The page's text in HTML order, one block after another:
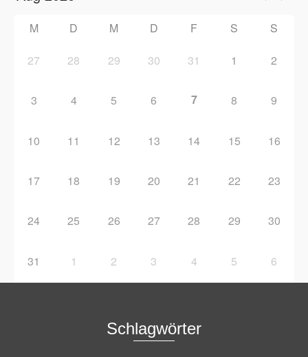
M D M D F S S
27 28 29 30 31 1 2
3 4 5 6 7 8 9
10 11 12 13 14 15 16
17 18 19 20 21 22 23
24 25 26 27 28 29 30
31 1 2 3 4 5 6
Schlagwörter